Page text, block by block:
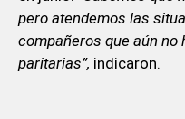
pero atendemos las
compañeros que aún no
paritarias”, indicaron.